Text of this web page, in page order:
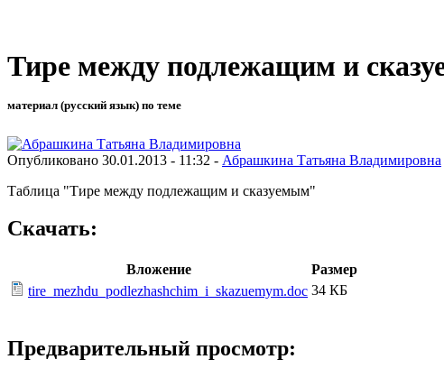
Тире между подлежащим и
материал (русский язык) по теме
Опубликовано 30.01.2013 - 11:32 - Абрашкина Татьяна Владимировна
Таблица "Тире между подлежащим и сказуемым"
Скачать:
Вложение
Размер
tire_mezhdu_podlezhashchim_i_skazuemym.doc 34 КБ
Предварительный просмотр: